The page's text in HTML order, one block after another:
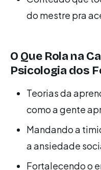
do mestre pra
O Que Rola na
Psicologia dos
Teorias da
como a gente
Mandando a
a ansiedade
Fortalecendo o